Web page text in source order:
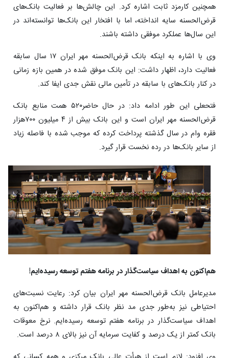
‌همچنین کارمزد ثابت اشاره کرد. این چالش‌ها بر فعالیت بانک‌های
قرض‌الحسنه سایه انداخته، اما با افتخار این بانک‌ها توانسته‌اند در
این سال‌ها عملکرد موفقی داشته باشند.
وی با اشاره به اینکه بانک قرض‌الحسنه مهر ایران ۱۷ سال سابقه
فعالیت دارد، اظهار داشت: این بانک موفق شده در همین بازه زمانی
در ‌کنار بانک‌های با سابقه در تأمین مالی نقش جدی ایفا کند.
فتحعلی این طور ادامه داد: در حال حاضر۵۲۰ همت منابع بانک
قرض‌الحسنه مهر ایران است و این بانک بیش از ۴ میلیون ۷۰۰هزار
فقره وام در سال گذشته پرداخت کرده که موجب شده با فاصله زیاد
از سایر بانک‌ها در رده نخست قرار گیرد.
هم‌اکنون به اهداف سیاست‌گذار در برنامه هفتم توسعه رسیده‌ایم!
مدیرعامل بانک قرض‌الحسنه مهر ایران بیان کرد: رعایت نسبت‌های
احتیاطی نیز به‌طور جدی مد نظر بانک قرار داشته و هم‌اکنون به
اهداف سیاست‌گذار در برنامه هفتم توسعه رسیده‌ایم. نرخ معوقات
بانک کمتر از یک درصد و کفایت سرمایه آن نیز بالای ۸ درصد است.